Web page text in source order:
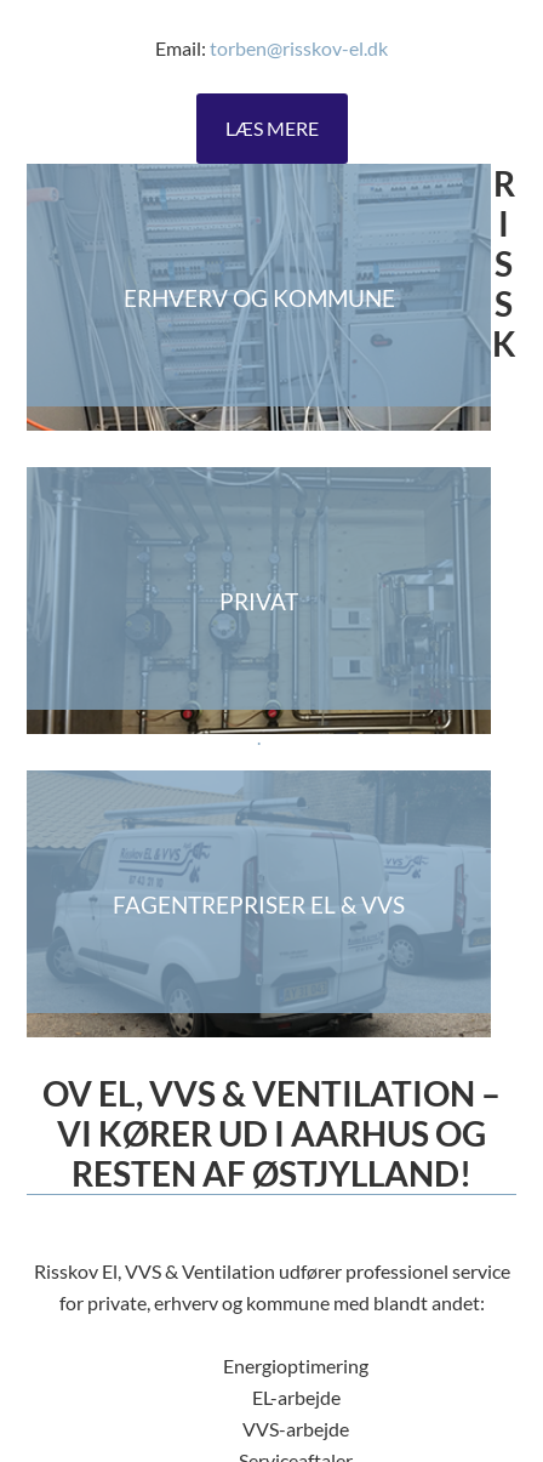
Email: torben@risskov-el.dk
LÆS MERE
ERHVERV OG KOMMUNE
PRIVAT
.
FAGENTREPRISER EL & VVS
R
I
S
S
K
OV EL, VVS & VENTILATION –
VI KØRER UD I AARHUS OG
RESTEN AF ØSTJYLLAND!
Risskov El, VVS & Ventilation udfører professionel service
for private, erhverv og kommune med blandt andet:
Energioptimering
EL-arbejde
VVS-arbejde